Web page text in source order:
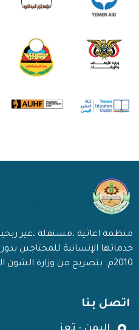
منظمة اغاثية ،مستقلة ،غير
خدماتها الإنسانية للمحتاجين
2010م. بتصريح من وزارة الشون الاجتماعية والعمل
اتصل بنا